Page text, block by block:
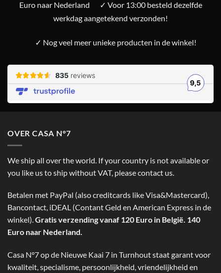
Euro naar Nederland
✓ Voor 13:00 besteld dezelfde
werkdag aangetekend verzonden!
✓ Nog veel meer unieke producten in de winkel!
OVER CASA N°7
We ship all over the world. If your country is not available or
you like us to ship without VAT, please contact us.
Betalen met PayPal (also creditcards like Visa&Mastercard),
Bancontact, iDEAL (Contant Geld en American Express in de
winkel).Gratis verzending vanaf 120 Euro in België. 140
Euro naar Nederland.
Casa N°7 op de Nieuwe Kaai 7 in Turnhout staat garant voor
kwaliteit, specialisme, persoonlijkheid, vriendelijkheid en